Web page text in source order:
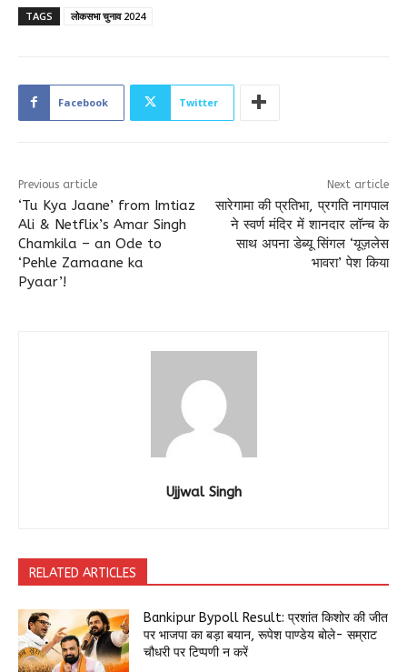
TAGS लोकसभा चुनाव 2024
Facebook Twitter
Previous article
‘Tu Kya Jaane’ from Imtiaz
Ali & Netflix’s Amar Singh
Chamkila – an Ode to
‘Pehle Zamaane ka
Pyaar’!
Next article
सारेगामा की प्रतिभा, प्रगति नागपाल
ने स्वर्ण मंदिर में शानदार लॉन्च के
साथ अपना डेब्यू सिंगल ‘यूज़लेस
भावरा’ पेश किया
Ujjwal Singh
RELATED ARTICLES
Bankipur Bypoll Result: प्रशांत किशोर की जीत
पर भाजपा का बड़ा बयान, रूपेश पाण्डेय बोले- सम्राट
चौधरी पर टिप्पणी न करें